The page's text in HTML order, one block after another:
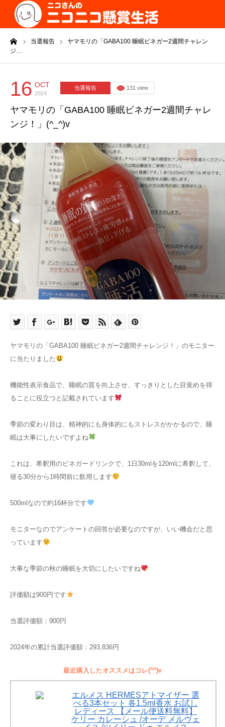
当選報告
ヤマモリの「GABA100 睡眠ビネガー2週間チャレン
ジ…
16 OCT
2024
当選報告 131 view
ヤマモリの「GABA100 睡眠ビネガー2週間チャレ
ンジ！」(^_^)v
ヤマモリの「GABA100 睡眠ビネガー2週間チャレンジ！」のモニター
に当たりました
機能性表示食品で、睡眠の質を向上させ、すっきりとした目覚めを得
ることに役立つと記載されています
季節の変わり目は、精神的にも身体的にもストレスがかかるので、睡
眠は大事にしたいですよね
これは、希釈用のビネガードリンクで、1日30mlを120mlに希釈して、
寝る30分から1時間前に飲用します
500mlなので約16杯分です
モニターなのでアンケートの回答が必要なのですが、いい機会だと思
っています
大事な季節の秋の睡眠を大切にしたいですね
評価額は900円です
当選評価額：900円
2024年の累計当選評価額：293,836円
最近購入したオススメはコレ(^^)v
エルメス HERMESアトマイザー 選
べる3本セット 各1.5ml香水 お試し
レディース 【メール便送料無料】
ケリー カレーシュ /オーデ メルヴェ